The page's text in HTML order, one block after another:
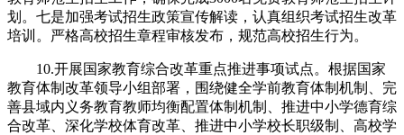
划。七是加强考试招生政策宣传解读，认真组织考试招生改革
培训。严格高校招生章程审核发布，规范高校招生行为。
10.开展国家教育综合改革重点推进事项试点。根据国家
教育体制改革领导小组部署，围绕健全学前教育体制机制、完
善县域内义务教育教师均衡配置体制机制、推进中小学德育综
合改革、深化学校体育改革、推进中小学校长职级制、高校学